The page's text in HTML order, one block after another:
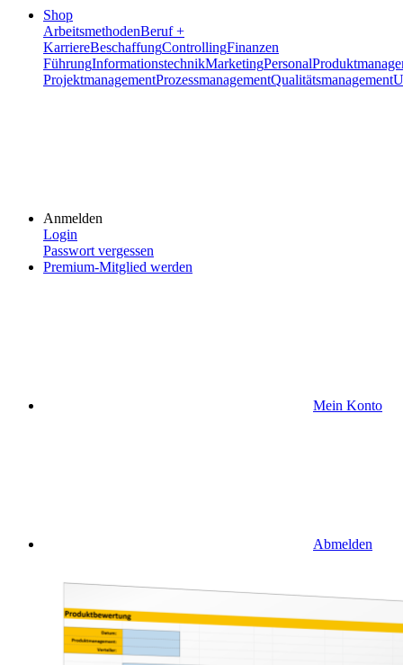
Shop
ArbeitsmethodenBeruf +
KarriereBeschaffungControllingFinanzen
FührungInformationstechnikMarketingPersonal
ProjektmanagementProzessmanagementQualitätsmanagement
Anmelden
Login
Passwort vergessen
Premium-Mitglied werden
Mein Konto
Abmelden